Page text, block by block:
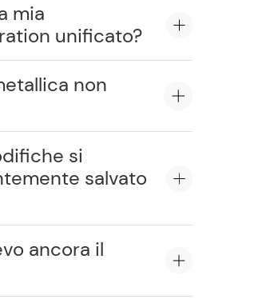
mia
unificato?
non
si
salvato
ancora il